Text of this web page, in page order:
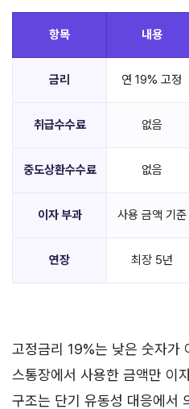
항목 내용
금리 연 19% 고정
취급수수료 없음
중도상환수수료 없음
이자 부과 사용 금액 기준
연장 최장 5년
고정금리 19%는 낮은 숫자가
스통장에서 사용한 금액만 이
구조는 단기 유동성 대응에서